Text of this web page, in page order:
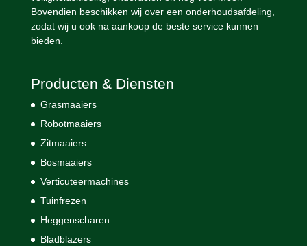
Bovendien beschikken wij over een onderhoudsafdeling,
zodat wij u ook na aankoop de beste service kunnen
bieden.
Producten & Diensten
Grasmaaiers
Robotmaaiers
Zitmaaiers
Bosmaaiers
Verticuteermachines
Tuinfrezen
Heggenscharen
Bladblazers